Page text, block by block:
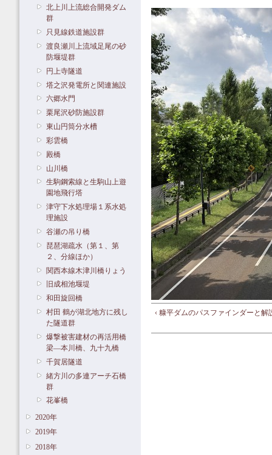
北上川上流総合開発ダム
群
只見線鉄道施設群
渡良瀬川上流域足尾の砂
防堰堤群
円上寺隧道
塔之沢発電所と関連施設
六郷水門
栗尾沢砂防施設群
東山円筒分水槽
彩雲橋
殿橋
山川橋
生駒鋼索線と生駒山上遊
園地飛行塔
津守下水処理場１系水処
理施設
谷瀬の吊り橋
琵琶湖疏水（第１、第
２、分線ほか）
関西本線木津川橋りょう
旧成相池堰堤
和田旋回橋
村田 鶴が湖北地方に残し
た隧道群
爆撃被害建材の再活用橋
梁―本川橋、九十九橋
千賀居隧道
緒方川の多連アーチ石橋
群
花峯橋
2020年
2019年
2018年
‹ 糠平ダムのパスファインダーと解